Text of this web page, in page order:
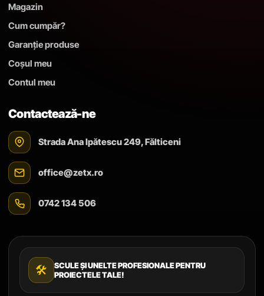
Magazin
Cum cumpăr?
Garanție produse
Coșul meu
Contul meu
Contactează-ne
Strada Ana Ipătescu 249, Fălticeni
office@zetx.ro
0742 134 506
🛠️
SCULE ȘI UNELTE PROFESIONALE PENTRU
PROIECTELE TALE!